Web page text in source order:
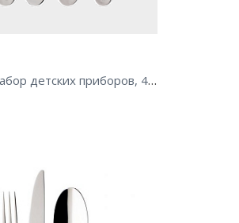
Teddy Набор детских приборов, 4 предмета